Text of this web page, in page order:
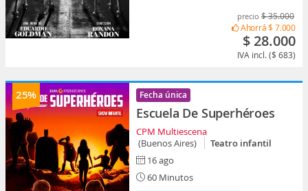
precio $ 35.000
Ahorrá$ 7.000
$ 28.000
IVA incl. ($ 683)
25% Fecha única
Escuela De Superhéroes
CPM Multiescena
(Buenos Aires)
Teatro infantil
16 ago
60 Minutos